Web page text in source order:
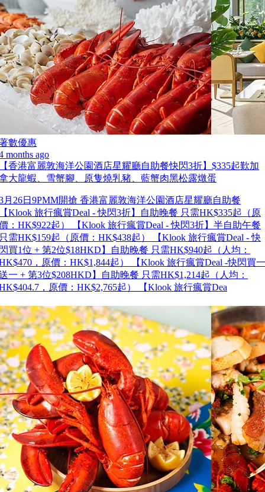
數優惠
months ago
香港富麗敦海洋公園酒店星耀廳自助餐快閃3折】$335起歎加
大龍蝦、雪蟹腳、原隻燒乳豬、藍蟹肉黑松露燉蛋
月26日9PMM開搶 香港富麗敦海洋公園酒店星耀廳自助餐
Klook 旅行瘋賞Deal - 快閃3折】自助晚餐 只需HK$335起（原
：HK$922起） 【Klook 旅行瘋賞Deal - 快閃3折】半自助午餐
需HK$159起（原價：HK$438起） 【Klook 旅行瘋賞Deal - 快
買1位 + 第2位$18HKD】自助晚餐 只需HK$940起（人均：
，原價：HK$1,844起） 【Klook 旅行瘋賞Deal -快閃買一
一 + 第3位$208HKD】自助晚餐 只需HK$1,214起（人均：
，原價：HK$2,765起） 【Klook 旅行瘋賞Dea